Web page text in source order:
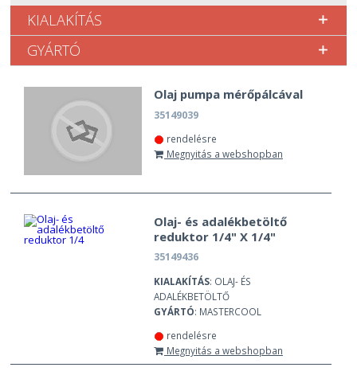
KIALAKÍTÁS
GYÁRTÓ
Olaj pumpa mérőpálcával
35149039
rendelésre
Megnyitás a webshopban
Olaj- és adalékbetöltő
reduktor 1/4" X 1/4"
35149436
KIALAKÍTÁS: OLAJ- ÉS
ADALÉKBETÖLTŐ
GYÁRTÓ: MASTERCOOL
rendelésre
Megnyitás a webshopban